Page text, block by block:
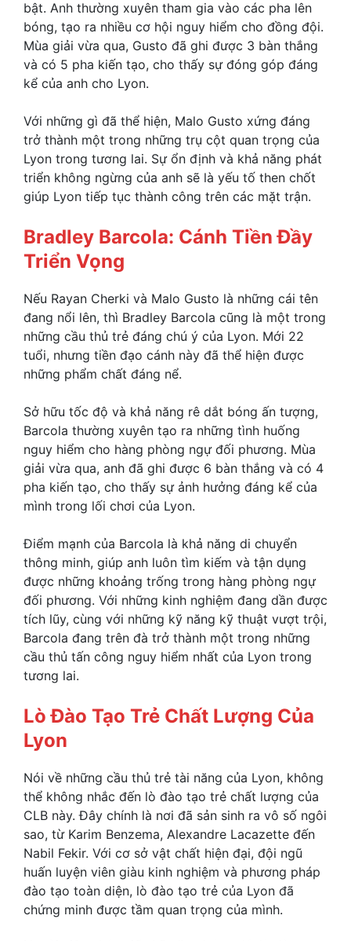
bật. Anh thường xuyên tham gia vào các pha lên
bóng, tạo ra nhiều cơ hội nguy hiểm cho đồng đội.
Mùa giải vừa qua, Gusto đã ghi được 3 bàn thắng
và có 5 pha kiến tạo, cho thấy sự đóng góp đáng
kể của anh cho Lyon.
Với những gì đã thể hiện, Malo Gusto xứng đáng
trở thành một trong những trụ cột quan trọng của
Lyon trong tương lai. Sự ổn định và khả năng phát
triển không ngừng của anh sẽ là yếu tố then chốt
giúp Lyon tiếp tục thành công trên các mặt trận.
Bradley Barcola: Cánh Tiền Đầy
Triển Vọng
Nếu Rayan Cherki và Malo Gusto là những cái tên
đang nổi lên, thì Bradley Barcola cũng là một trong
những cầu thủ trẻ đáng chú ý của Lyon. Mới 22
tuổi, nhưng tiền đạo cánh này đã thể hiện được
những phẩm chất đáng nể.
Sở hữu tốc độ và khả năng rê dắt bóng ấn tượng,
Barcola thường xuyên tạo ra những tình huống
nguy hiểm cho hàng phòng ngự đối phương. Mùa
giải vừa qua, anh đã ghi được 6 bàn thắng và có 4
pha kiến tạo, cho thấy sự ảnh hưởng đáng kể của
mình trong lối chơi của Lyon.
Điểm mạnh của Barcola là khả năng di chuyển
thông minh, giúp anh luôn tìm kiếm và tận dụng
được những khoảng trống trong hàng phòng ngự
đối phương. Với những kinh nghiệm đang dần được
tích lũy, cùng với những kỹ năng kỹ thuật vượt trội,
Barcola đang trên đà trở thành một trong những
cầu thủ tấn công nguy hiểm nhất của Lyon trong
tương lai.
Lò Đào Tạo Trẻ Chất Lượng Của
Lyon
Nói về những cầu thủ trẻ tài năng của Lyon, không
thể không nhắc đến lò đào tạo trẻ chất lượng của
CLB này. Đây chính là nơi đã sản sinh ra vô số ngôi
sao, từ Karim Benzema, Alexandre Lacazette đến
Nabil Fekir. Với cơ sở vật chất hiện đại, đội ngũ
huấn luyện viên giàu kinh nghiệm và phương pháp
đào tạo toàn diện, lò đào tạo trẻ của Lyon đã
chứng minh được tầm quan trọng của mình.